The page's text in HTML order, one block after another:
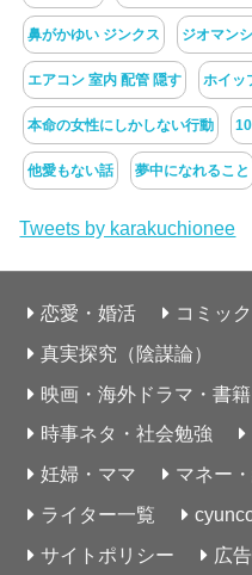
鼻がかゆい ジンクス ジオマン
エアコン 室内 配管 隠す ホイッ
本命の女性にしかしない行動
他愛もない話 夢中になれること
Tweets by karakuchionee
恋愛・婚活 コミッ
真実探究（陰謀論）
映画・海外ドラマ・書
時事ネタ・社会勉強
妊婦・ママ
マネー
ライター一覧
サイトポリシー
広